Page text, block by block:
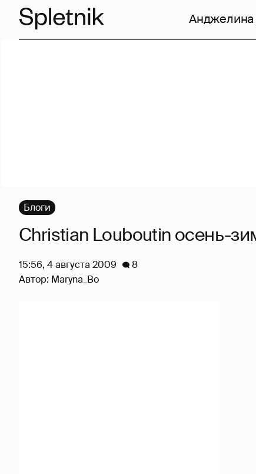
Блоги
Christian Louboutin осень-
15:56, 4 августа 2009
8
Автор: Maryna_Bo